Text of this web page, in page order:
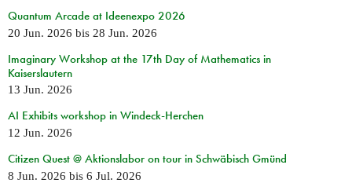
Quantum Arcade at Ideenexpo 2026
20 Jun. 2026 bis 28 Jun. 2026
Imaginary Workshop at the 17th Day of Mathematics in
Kaiserslautern
13 Jun. 2026
AI Exhibits workshop in Windeck-Herchen
12 Jun. 2026
Citizen Quest @ Aktionslabor on tour in Schwäbisch Gmünd
8 Jun. 2026 bis 6 Jul. 2026